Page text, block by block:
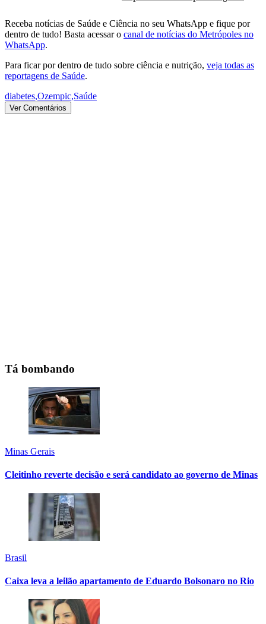
Receba notícias de Saúde e Ciência no seu WhatsApp e fique por
dentro de tudo! Basta acessar o canal de notícias do Metrópoles no
WhatsApp.
Para ficar por dentro de tudo sobre ciência e nutrição, veja todas as
reportagens de Saúde.
diabetes,Ozempic,Saúde
Ver Comentários
Tá bombando
Minas Gerais
Cleitinho reverte decisão e será candidato ao governo de Minas
Brasil
Caixa leva a leilão apartamento de Eduardo Bolsonaro no Rio